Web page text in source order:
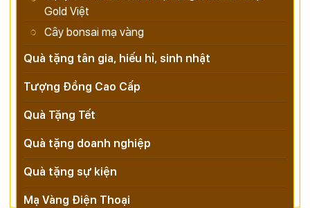
Gold Việt
Cây bonsai mạ vàng
Quà tặng tân gia, hiếu hỉ, sinh nhật
Tượng Đồng Cao Cấp
Quà Tặng Tết
Quà tặng doanh nghiệp
Quà tặng sự kiện
Mạ Vàng Điện Thoại